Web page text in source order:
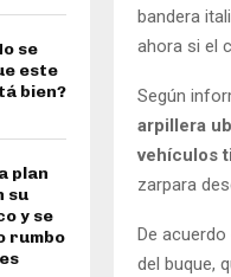
bandera
ahora si el
Según
arpillera
vehículos
zarpara
De
del buque,
se
este
bien?
plan
su
y se
rumbo